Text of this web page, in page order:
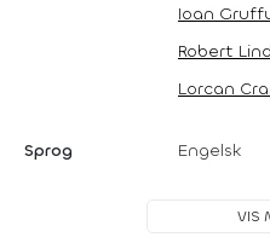
Ioan
Robert
Lorcan
Sprog Engelsk
VIS